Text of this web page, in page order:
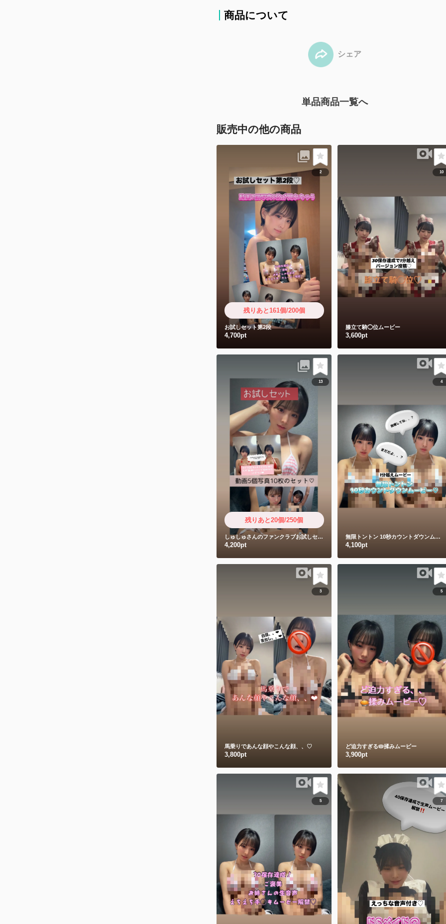
商品について
シェア
単品商品一覧へ
販売中の他の商品
2
残りあと161個/200個
お試しセット第2段
4,700pt
10
膝立て騎◯位ムービー
3,600pt
13
残りあと20個/250個
しゅしゅさんのファンクラブお試しセット
4,200pt
4
無限トントン 10秒カウントダウンムービー
4,100pt
3
馬乗りであんな顔やこんな顔、、♡
3,800pt
5
ど迫力すぎる🥧揉みムービー
3,900pt
5 7